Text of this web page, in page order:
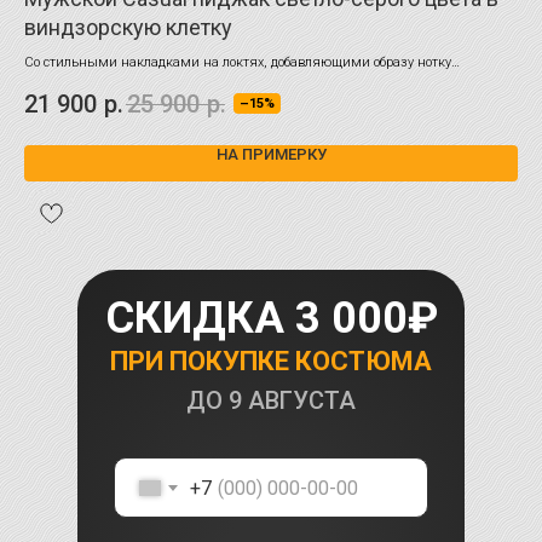
виндзорскую клетку
Со стильными накладками на локтях, добавляющими образу нотку
21 900 р.25 900 р. –15%
НА ПРИМЕРКУ
С
ПРИ ПОКУПКЕ КОСТЮМА
СКИДКА 3 000₽
ДО 9 АВГУСТА
+7